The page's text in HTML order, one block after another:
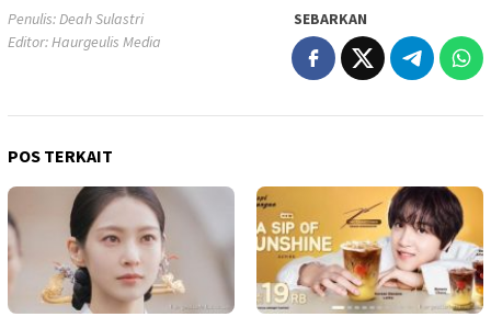
Penulis: Deah Sulastri
Editor: Haurgeulis Media
SEBARKAN
POS TERKAIT